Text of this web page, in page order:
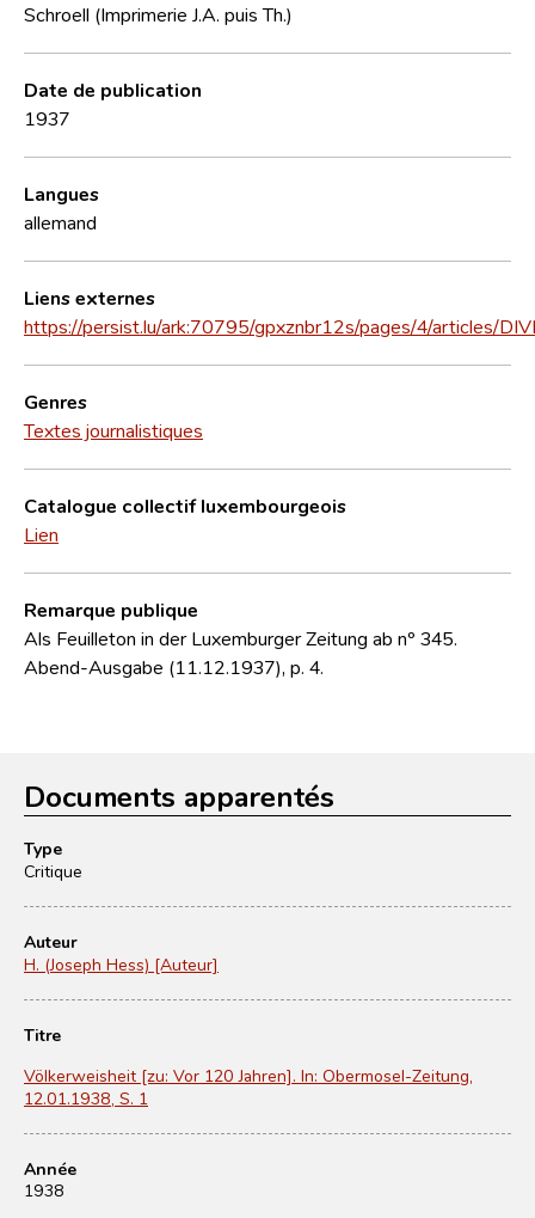
Schroell (Imprimerie J.A. puis Th.)
Date de publication
1937
Langues
allemand
Liens externes
https://persist.lu/ark:70795/gpxznbr12s/pages/4/articles/
Genres
Textes journalistiques
Catalogue collectif luxembourgeois
Lien
Remarque publique
Als Feuilleton in der Luxemburger Zeitung ab nº 345.
Abend-Ausgabe (11.12.1937), p. 4.
Documents apparentés
Type
Critique
Auteur
H. (Joseph Hess) [Auteur]
Titre
Völkerweisheit [zu: Vor 120 Jahren]. In: Obermosel-Zeitung,
12.01.1938, S. 1
Année
1938